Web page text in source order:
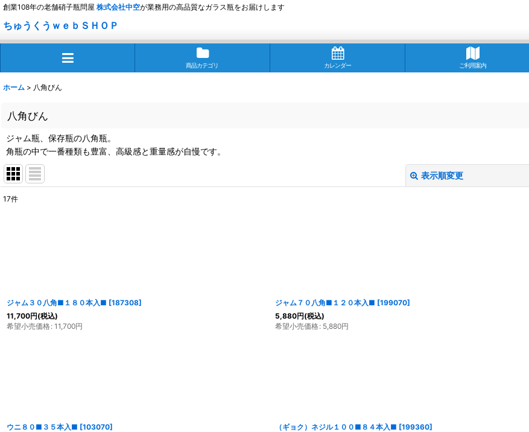
創業108年の老舗硝子瓶問屋 株式会社中空が業務用の高品質なガラス瓶をお届けします
ちゅうくうｗｅｂＳＨＯＰ
商品カテゴリ カレンダー ご利用案内
ホーム > 八角びん
八角びん
ジャム瓶、保存瓶の八角瓶。
角瓶の中で一番種類も豊富、高級感と重量感が自慢です。
表示順変更
17件
ジャム３０八角■１８０本入■ [187308]
11,700円(税込)
希望小売価格: 11,700円
ジャム７０八角■１２０本入■ [199070]
5,880円(税込)
希望小売価格: 5,880円
ウニ８０■３５本入■ [103070]
（ギョク）ネジル１００■８４本入■ [199360]